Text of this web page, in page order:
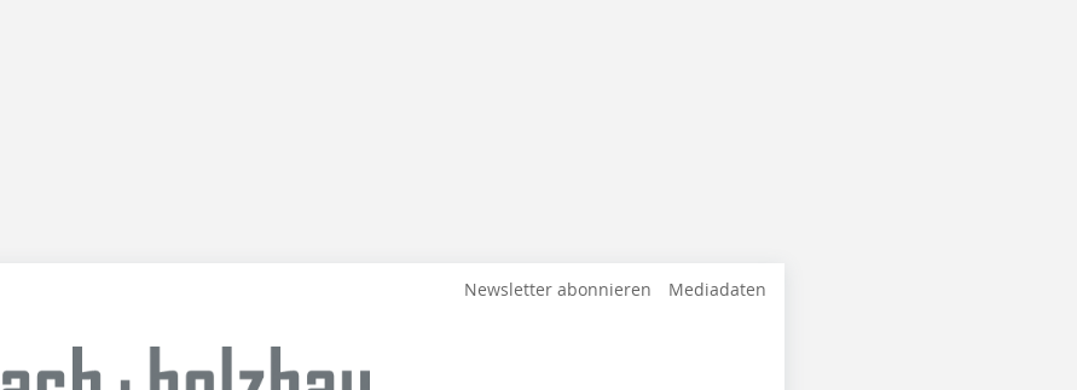
Newsletter abonnieren Mediadaten